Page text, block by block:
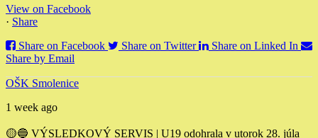
View on Facebook
· Share
Share on Facebook
Share on Twitter
Share on Linked In
Share by Email
OŠK Smolenice
1 week ago
🟡🔵 VÝSLEDKOVÝ SERVIS | U19 odohrala v utorok 28. júla